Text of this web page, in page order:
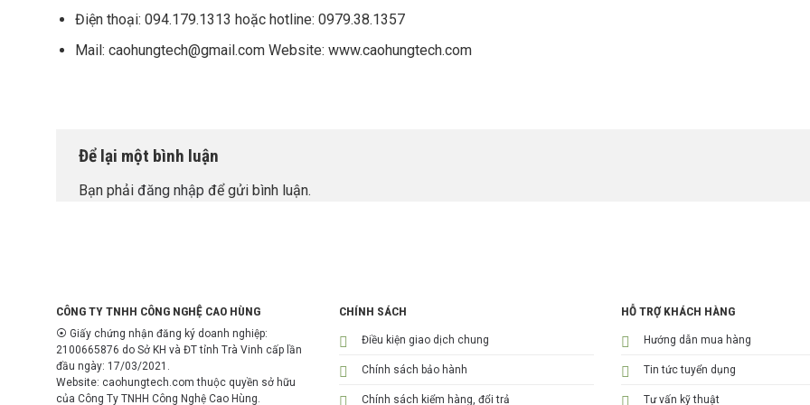
Điện thoại: 094.179.1313 hoặc hotline: 0979.38.1357
Mail: caohungtech@gmail.com Website: www.caohungtech.com
Để lại một bình luận
Bạn phải đăng nhập để gửi bình luận.
CÔNG TY TNHH CÔNG NGHỆ CAO HÙNG
⦿ Giấy chứng nhận đăng ký doanh nghiệp:
2100665876 do Sở KH và ĐT tỉnh Trà Vinh cấp lần
đầu ngày: 17/03/2021.
Website: caohungtech.com thuộc quyền sở hữu
của Công Ty TNHH Công Nghệ Cao Hùng.
CHÍNH SÁCH
Điều kiện giao dịch chung
Chính sách bảo hành
Chính sách kiểm hàng, đổi trả
HỖ TRỢ KHÁCH HÀNG
Hướng dẫn mua hàng
Tin tức tuyển dụng
Tư vấn kỹ thuật